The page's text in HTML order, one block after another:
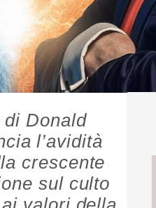
Donald
l’avidità
crescente
sul culto